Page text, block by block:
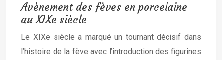
Avènement des fèves en porcelaine
au XIXe siècle
Le XIXe siècle a marqué un tournant décisif dans
l’histoire de la fève avec l’introduction des figurines